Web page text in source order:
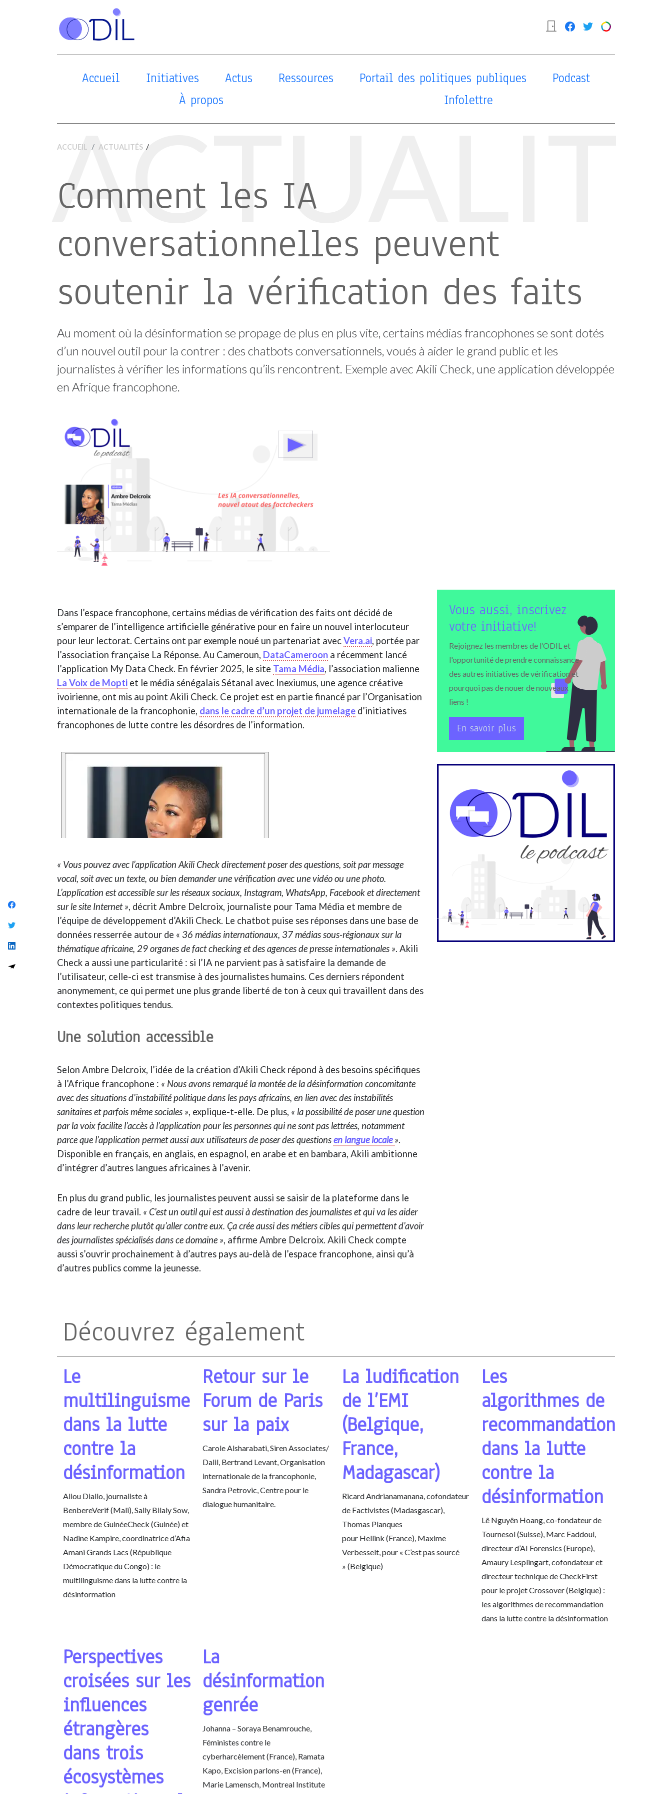
Accueil Initiatives Actus Ressources Portail des politiques publiques
Podcast
À propos
Infolettre
ACCUEIL ACTUALITÉS /
Comment les IA
conversationnelles peuvent
soutenir la vérification des faits
Au moment où la désinformation se propage de plus en plus vite, certains médias francophones se sont dotés
d’un nouvel outil pour la contrer : des chatbots conversationnels, voués à aider le grand public et les
journalistes à vérifier les informations qu’ils rencontrent. Exemple avec Akili Check, une application développée
en Afrique francophone.
Dans l’espace francophone, certains médias de vérification des faits ont décidé de
s’emparer de l’intelligence artificielle générative pour en faire un nouvel interlocuteur
pour leur lectorat. Certains ont par exemple noué un partenariat avecVera.ai, portée par
l’association française La Réponse. Au Cameroun, DataCameroon a récemment lancé
l’application My Data Check. En février 2025, le site Tama Média, l’association malienne
La Voix de Mopti et le média sénégalais Sétanal avec Inexiumus, une agence créative
ivoirienne, ont mis au point Akili Check. Ce projet est en partie financé par l’Organisation
internationale de la francophonie, dans le cadre d’un projet de jumelage d’initiatives
francophones de lutte contre les désordres de l’information.
« Vous pouvez avec l’application Akili Check directement poser des questions, soit par message
vocal, soit avec un texte, ou bien demander une vérification avec une vidéo ou une photo.
L’application est accessible sur les réseaux sociaux, Instagram, WhatsApp, Facebook et directement
sur le site Internet », décrit Ambre Delcroix, journaliste pour Tama Média et membre de
l’équipe de développement d’Akili Check. Le chatbot puise ses réponses dans une base de
données resserrée autour de « 36 médias internationaux, 37 médias sous-régionaux sur la
thématique africaine, 29 organes de fact checking et des agences de presse internationales ». Akili
Check a aussi une particularité : si l’IA ne parvient pas à satisfaire la demande de
l’utilisateur, celle-ci est transmise à des journalistes humains. Ces derniers répondent
anonymement, ce qui permet une plus grande liberté de ton à ceux qui travaillent dans des
contextes politiques tendus.
Une solution accessible
Selon Ambre Delcroix, l’idée de la création d’Akili Check répond à des besoins spécifiques
à l’Afrique francophone : « Nous avons remarqué la montée de la désinformation concomitante
avec des situations d’instabilité politique dans les pays africains, en lien avec des instabilités
sanitaires et parfois même sociales », explique-t-elle. De plus, « la possibilité de poser une question
par la voix facilite l’accès à l’application pour les personnes qui ne sont pas lettrées, notamment
parce que l’application permet aussi aux utilisateurs de poser des questionsen langue locale».
Disponible en français, en anglais, en espagnol, en arabe et en bambara, Akili ambitionne
d’intégrer d’autres langues africaines à l’avenir.
En plus du grand public, les journalistes peuvent aussi se saisir de la plateforme dans le
cadre de leur travail. « C’est un outil qui est aussi à destination des journalistes et qui va les aider
dans leur recherche plutôt qu’aller contre eux. Ça crée aussi des métiers cibles qui permettent d’avoir
des journalistes spécialisés dans ce domaine », affirme Ambre Delcroix. Akili Check compte
aussi s’ouvrir prochainement à d’autres pays au-delà de l’espace francophone, ainsi qu’à
d’autres publics comme la jeunesse.
Vous aussi, inscrivez
votre initiative!
Rejoignez les membres de l’ODIL et
l'opportunité de prendre connaissance
des autres initiatives de vérification et
pourquoi pas de nouer de nouveaux
liens !
En savoir plus
Découvrez également
Le
multilinguisme
dans la lutte
contre la
désinformation
Aliou Diallo, journaliste à
BenbereVerif (Mali), Sally Bilaly Sow,
membre de GuinéeCheck (Guinée) et
Nadine Kampire, coordinatrice d’Afia
Amani Grands Lacs (République
Démocratique du Congo) : le
multilinguisme dans la lutte contre la
désinformation
Retour sur le
Forum de Paris
sur la paix
Carole Alsharabati, Siren Associates/
Dalil, Bertrand Levant, Organisation
internationale de la francophonie,
Sandra Petrovic, Centre pour le
dialogue humanitaire.
La ludification
de l’EMI
(Belgique,
France,
Madagascar)
Ricard Andrianamanana, cofondateur
de Factivistes (Madasgascar),
Thomas Planques
pour Hellink (France), Maxime
Verbesselt, pour « C’est pas sourcé
» (Belgique)
Les
algorithmes de
recommandation
dans la lutte
contre la
désinformation
Lê Nguyên Hoang, co-fondateur de
Tournesol (Suisse), Marc Faddoul,
directeur d’AI Forensics (Europe),
Amaury Lesplingart, cofondateur et
directeur technique de CheckFirst
pour le projet Crossover (Belgique) :
les algorithmes de recommandation
dans la lutte contre la désinformation
Perspectives
croisées sur les
influences
étrangères
dans trois
écosystèmes
La
désinformation
genrée
Johanna – Soraya Benamrouche,
Féministes contre le
cyberharcèlement (France), Ramata
Kapo, Excision parlons-en (France),
Marie Lamensch, Montreal Institute